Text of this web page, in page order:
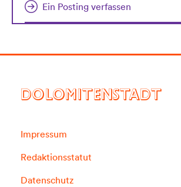
Ein Posting verfassen
DOLOMITENSTADT
Impressum
Redaktionsstatut
Datenschutz